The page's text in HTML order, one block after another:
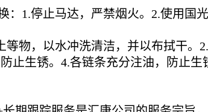
：1.停止马达，严禁烟火。2.使用国
物，以水冲洗清洁，并以布拭干
止生锈。4.各链条充分注油，防止生